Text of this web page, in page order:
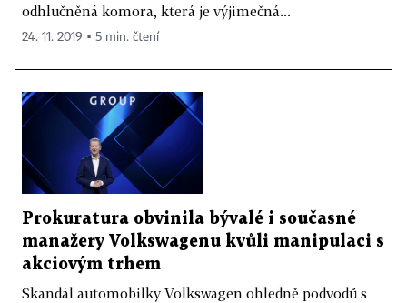
odhlučněná komora, která je výjimečná...
24. 11. 2019 ▪ 5 min. čtení
Prokuratura obvinila bývalé i současné
manažery Volkswagenu kvůli manipulaci s
akciovým trhem
Skandál automobilky Volkswagen ohledně podvodů s